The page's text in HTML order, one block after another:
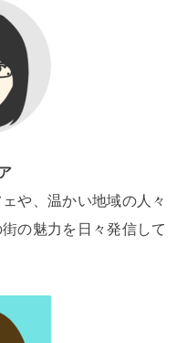
や、温かい地域の人々
の魅力を日々発信して